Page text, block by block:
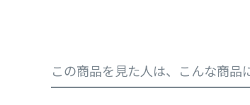
この商品を見た人は、こんな商品